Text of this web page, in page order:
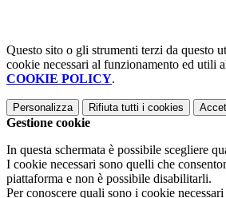
Questo sito o gli strumenti terzi da questo
cookie necessari al funzionamento ed utili
COOKIE POLICY.
Personalizza Rifiuta tutti i cookies
Gestione cookie
In questa schermata è possibile scegliere
I cookie necessari sono quelli che
piattaforma e non è possibile disabilitarli.
Per conoscere quali sono i cookie